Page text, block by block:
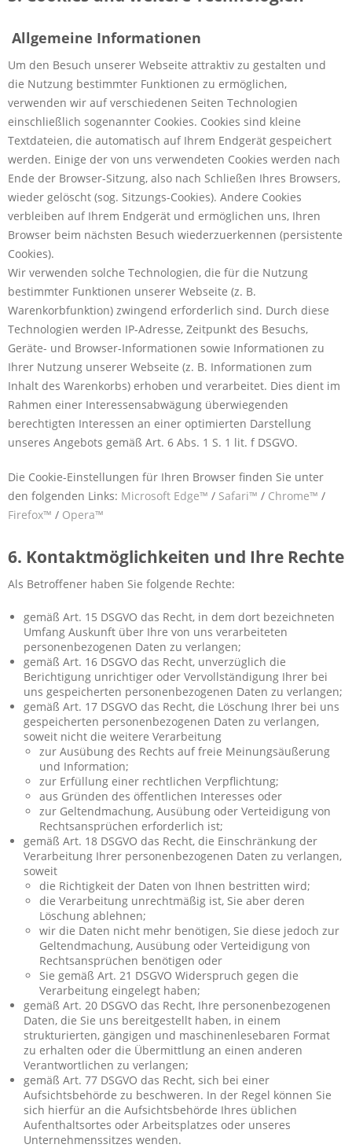
Allgemeine Informationen
Um den Besuch unserer Webseite attraktiv zu gestalten und
die Nutzung bestimmter Funktionen zu ermöglichen,
verwenden wir auf verschiedenen Seiten Technologien
einschließlich sogenannter Cookies. Cookies sind kleine
Textdateien, die automatisch auf Ihrem Endgerät gespeichert
werden. Einige der von uns verwendeten Cookies werden nach
Ende der Browser-Sitzung, also nach Schließen Ihres Browsers,
wieder gelöscht (sog. Sitzungs-Cookies). Andere Cookies
verbleiben auf Ihrem Endgerät und ermöglichen uns, Ihren
Browser beim nächsten Besuch wiederzuerkennen (persistente
Cookies).
Wir verwenden solche Technologien, die für die Nutzung
bestimmter Funktionen unserer Webseite (z. B.
Warenkorbfunktion) zwingend erforderlich sind. Durch diese
Technologien werden IP-Adresse, Zeitpunkt des Besuchs,
Geräte- und Browser-Informationen sowie Informationen zu
Ihrer Nutzung unserer Webseite (z. B. Informationen zum
Inhalt des Warenkorbs) erhoben und verarbeitet. Dies dient im
Rahmen einer Interessensabwägung überwiegenden
berechtigten Interessen an einer optimierten Darstellung
unseres Angebots gemäß Art. 6 Abs. 1 S. 1 lit. f DSGVO.
Die Cookie-Einstellungen für Ihren Browser finden Sie unter
den folgenden Links: Microsoft Edge™ / Safari™ / Chrome™ /
Firefox™ / Opera™
6. Kontaktmöglichkeiten und Ihre Rechte
Als Betroffener haben Sie folgende Rechte:
gemäß Art. 15 DSGVO das Recht, in dem dort bezeichneten
Umfang Auskunft über Ihre von uns verarbeiteten
personenbezogenen Daten zu verlangen;
gemäß Art. 16 DSGVO das Recht, unverzüglich die
Berichtigung unrichtiger oder Vervollständigung Ihrer bei
uns gespeicherten personenbezogenen Daten zu verlangen;
gemäß Art. 17 DSGVO das Recht, die Löschung Ihrer bei uns
gespeicherten personenbezogenen Daten zu verlangen,
soweit nicht die weitere Verarbeitung
zur Ausübung des Rechts auf freie Meinungsäußerung
und Information;
zur Erfüllung einer rechtlichen Verpflichtung;
aus Gründen des öffentlichen Interesses oder
zur Geltendmachung, Ausübung oder Verteidigung von
Rechtsansprüchen erforderlich ist;
gemäß Art. 18 DSGVO das Recht, die Einschränkung der
Verarbeitung Ihrer personenbezogenen Daten zu verlangen,
soweit
die Richtigkeit der Daten von Ihnen bestritten wird;
die Verarbeitung unrechtmäßig ist, Sie aber deren
Löschung ablehnen;
wir die Daten nicht mehr benötigen, Sie diese jedoch zur
Geltendmachung, Ausübung oder Verteidigung von
Rechtsansprüchen benötigen oder
Sie gemäß Art. 21 DSGVO Widerspruch gegen die
Verarbeitung eingelegt haben;
gemäß Art. 20 DSGVO das Recht, Ihre personenbezogenen
Daten, die Sie uns bereitgestellt haben, in einem
strukturierten, gängigen und maschinenlesebaren Format
zu erhalten oder die Übermittlung an einen anderen
Verantwortlichen zu verlangen;
gemäß Art. 77 DSGVO das Recht, sich bei einer
Aufsichtsbehörde zu beschweren. In der Regel können Sie
sich hierfür an die Aufsichtsbehörde Ihres üblichen
Aufenthaltsortes oder Arbeitsplatzes oder unseres
Unternehmenssitzes wenden.